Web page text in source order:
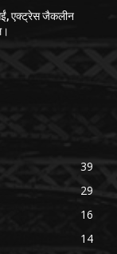
एक्ट्रेस जैकलीन
39
29
16
14